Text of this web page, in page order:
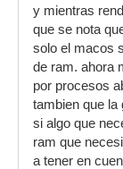
y mientras
que se nota
solo el macos
de ram. ahora
por procesos
tambien que la
si algo que
ram que
a tener en